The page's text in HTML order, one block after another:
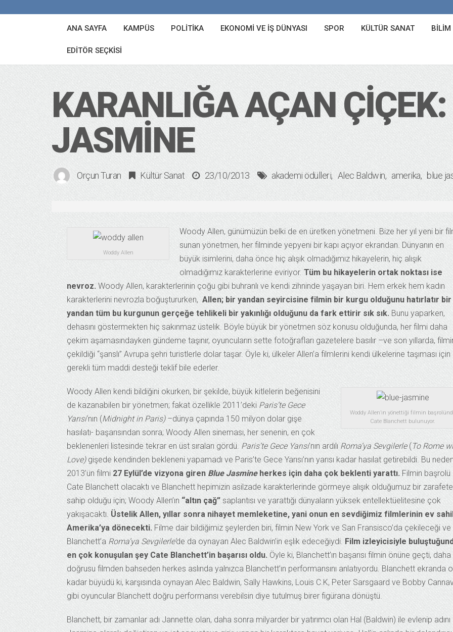
ANA SAYFA KAMPÜS POLITIKA EKONOMI VE İŞ DÜNYASI SPOR KÜLTÜR SANAT BILIM
EDITÖR SEÇKISI
KARANLIĞA AÇAN ÇIÇEK:
JASMINE
Orçun Turan Kültür Sanat 23/10/2013 akademi ödülleri Alec Baldwin amerika blue
Woddy Allen
Woody Allen, günümüzün belki de en üretken yönetmeni. Bize her yıl yeni bir
sunan yönetmen, her filminde yepyeni bir kapı açıyor ekrandan. Dünyanın en
büyük isimlerini, daha önce hiç alışık olmadığımız hikayelerin, hiç alışık
olmadığımız karakterlerine eviriyor. Tüm bu hikayelerin ortak noktası ise
nevroz. Woody Allen, karakterlerinin çoğu gibi buhranlı ve kendi zihninde yaşayan biri. Hem erkek hem kadın
karakterlerini nevrozla boğuştururken, Allen; bir yandan seyircisine filmin bir kurgu olduğunu hatırlatır bir
yandan tüm bu kurgunun gerçeğe tehlikeli bir yakınlığı olduğunu da fark ettirir sık sık. Bunu yaparken,
dehasını göstermekten hiç sakınmaz üstelik. Böyle büyük bir yönetmen söz konusu olduğunda, her filmi daha
çekim aşamasındayken gündeme taşınır, oyuncuların sette fotoğrafları gazetelere basılır –ve son yıllarda,
çekildiği “şanslı” Avrupa şehri turistlerle dolar taşar. Öyle ki, ülkeler Allen’a filmlerini kendi ülkelerine taşıması için
gerekli tüm maddi desteği teklif bile ederler.
Woddy Allen’ın yönettiği filmin
Cate Blanchett bulunuyor.
Woody Allen kendi bildiğini okurken, bir şekilde, büyük kitlelerin beğenisini
de kazanabilen bir yönetmen; fakat özellikle 2011’deki Paris’te Gece
Yarısı‘nın (Midnight in Paris)–dünya çapında 150 milyon dolar gişe
hasılatı- başarısından sonra; Woody Allen sineması, her senenin, en çok
beklenenleri listesinde tekrar en üst sıraları gördü. Paris’te Gece Yarısı’nın ardılı Roma’ya Sevgilerle(To Rome
Love)gişede kendinden bekleneni yapamadı ve Paris’te Gece Yarısı’nın yarısı kadar hasılat getirebildi. Bu
2013’ün filmi 27 Eylül’de vizyona girenBlue Jasmineherkes için daha çok beklenti yarattı. Filmin başrolü
Cate Blanchett olacaktı ve Blanchett hepimizin asilzade karakterlerinde görmeye alışık olduğumuz bir zarafete
sahip olduğu için; Woody Allen’ın “altın çağ” saplantısı ve yarattığı dünyaların yüksek entellektüelitesine çok
yakışacaktı. Üstelik Allen, yıllar sonra nihayet memleketine, yani onun en sevdiğimiz filmlerinin ev
Amerika’ya dönecekti. Filme dair bildiğimiz şeylerden biri, filmin New York ve San Fransisco’da çekileceği ve
Blanchett’a Roma’ya Sevgilerle’de da oynayan Alec Baldwin’in eşlik edeceğiydi. Film izleyicisiyle
en çok konuşulan şey Cate Blanchett’in başarısı oldu. Öyle ki, Blanchett’ın başarısı filmin önüne geçti, daha
doğrusu filmden bahseden herkes aslında yalnızca Blanchett’ın performansını anlatıyordu. Blanchett ekranda o
kadar büyüdü ki, karşısında oynayan Alec Baldwin, Sally Hawkins, Louis C.K, Peter Sarsgaard ve Bobby
gibi oyuncular Blanchett doğru performansı verebilsin diye tutulmuş birer figürana dönüştü.
Blanchett, bir zamanlar adı Jannette olan, daha sonra milyarder bir yatırımcı olan Hal (Baldwin) ile evlenip adını